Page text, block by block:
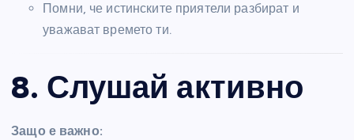
Помни, че истинските приятели разбират и
уважават времето ти.
8. Слушай активно
Защо е важно: